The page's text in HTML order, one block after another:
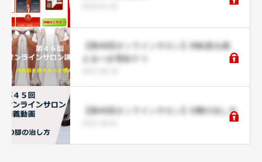
【第46回オンラインサロン】内転筋を鍛
えるべき理由５つ
【第45回オンラインサロン】O脚の治し方